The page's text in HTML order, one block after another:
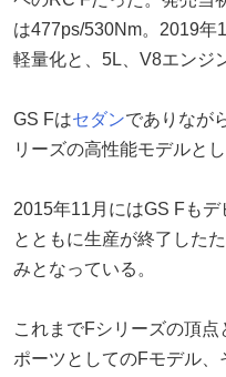
は477ps/530Nm。2019年
軽量化と、5L、V8エンジ
GS Fはセダンでありなが
リーズの高性能モデルと
2015年11月にはGS Fも
とともに生産が終了した
みとなっている。
これまでFシリーズの頂
ポーツとしてのFモデル